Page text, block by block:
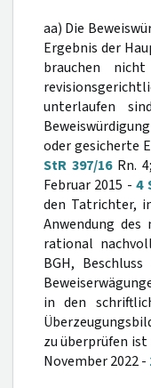
aa) Die
Ergebnis der
brauchen
unterlaufen
oder gesicherte
StR 397/16Rn.
Februar 2015 -4
den Tatrichter,
Anwendung
rational
BGH,
in den
zu überprüfen
November 2022 -